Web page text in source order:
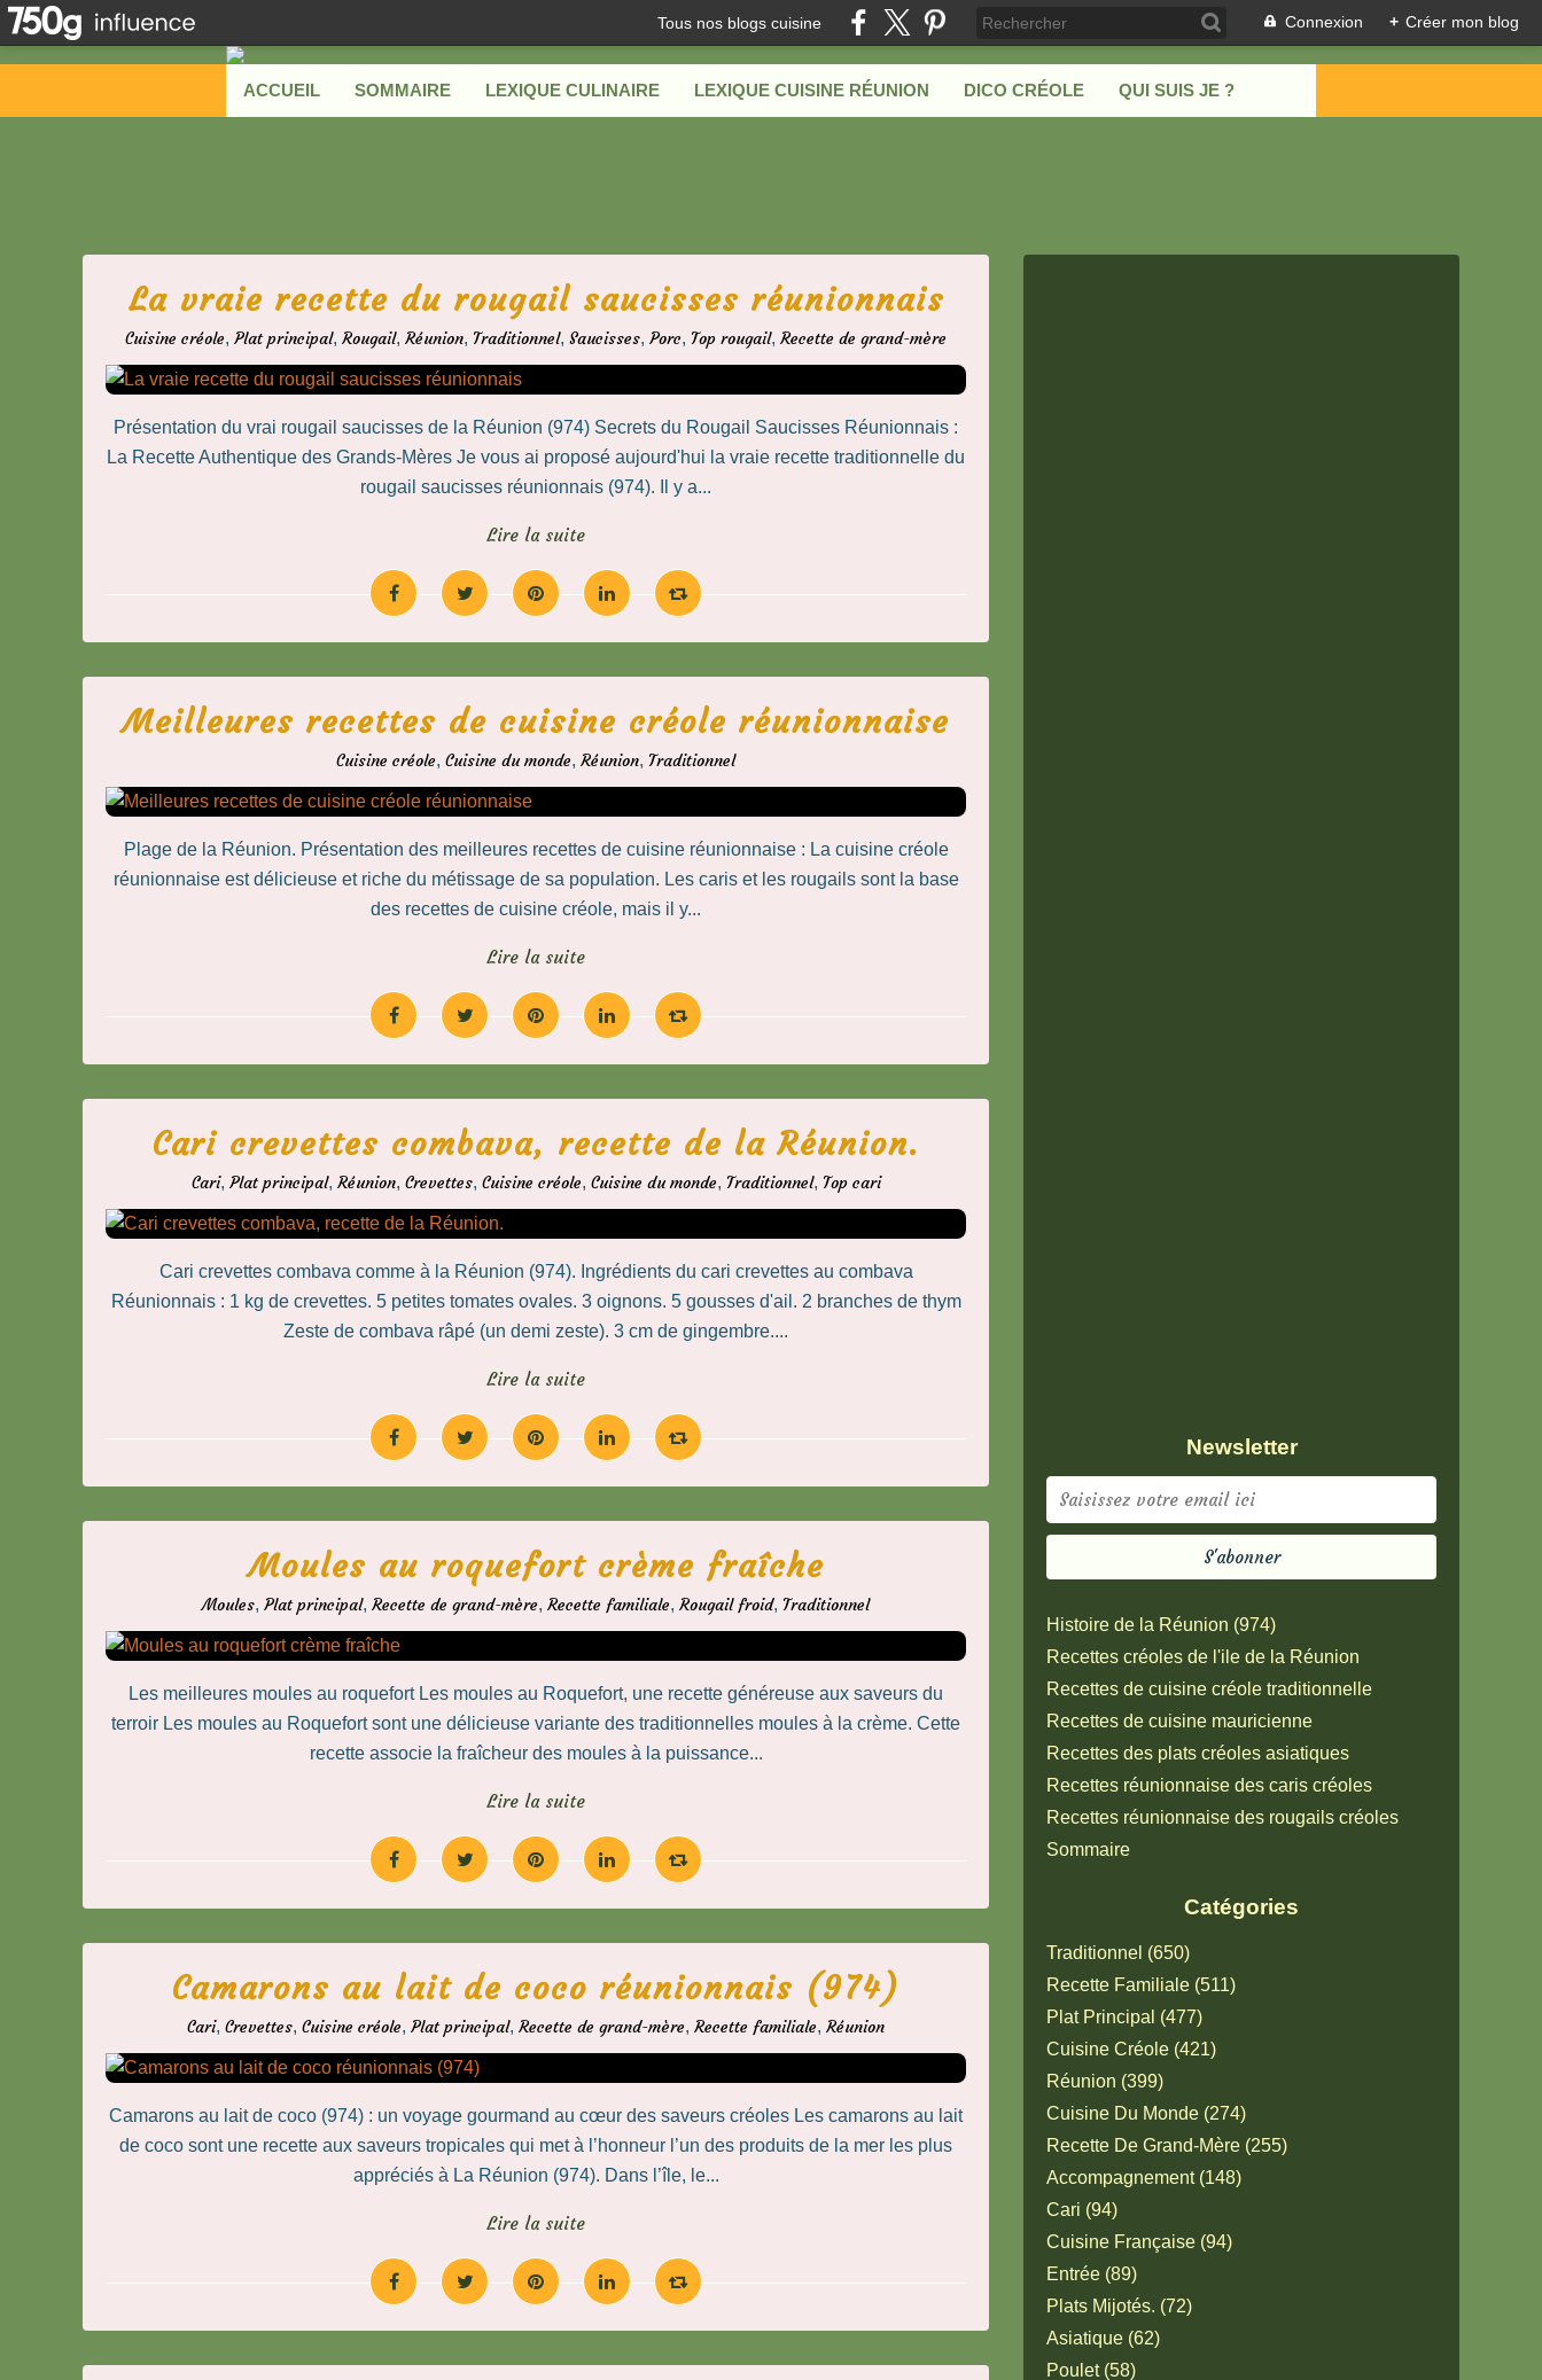
Tous nos blogs cuisine Connexion + Créer mon blog
ACCUEIL SOMMAIRE LEXIQUE CULINAIRE LEXIQUE CUISINE RÉUNION DICO CRÉOLE QUI SUIS JE ?
La vraie recette du rougail saucisses réunionnais
Cuisine créole, Plat principal, Rougail, Réunion, Traditionnel, Saucisses, Porc, Top rougail, Recette de grand-mère
Présentation du vrai rougail saucisses de la Réunion (974) Secrets du Rougail Saucisses Réunionnais :
La Recette Authentique des Grands-Mères Je vous ai proposé aujourd'hui la vraie recette traditionnelle du
rougail saucisses réunionnais (974). Il y a...
Lire la suite
Meilleures recettes de cuisine créole réunionnaise
Cuisine créole, Cuisine du monde, Réunion, Traditionnel
Plage de la Réunion. Présentation des meilleures recettes de cuisine réunionnaise : La cuisine créole
réunionnaise est délicieuse et riche du métissage de sa population. Les caris et les rougails sont la base
des recettes de cuisine créole, mais il y...
Lire la suite
Cari crevettes combava, recette de la Réunion.
Cari, Plat principal, Réunion, Crevettes, Cuisine créole, Cuisine du monde, Traditionnel, Top cari
Cari crevettes combava comme à la Réunion (974). Ingrédients du cari crevettes au combava
Réunionnais : 1 kg de crevettes. 5 petites tomates ovales. 3 oignons. 5 gousses d'ail. 2 branches de thym
Zeste de combava râpé (un demi zeste). 3 cm de gingembre....
Lire la suite
Moules au roquefort crème fraîche
Moules, Plat principal, Recette de grand-mère, Recette familiale, Rougail froid, Traditionnel
Les meilleures moules au roquefort Les moules au Roquefort, une recette généreuse aux saveurs du
terroir Les moules au Roquefort sont une délicieuse variante des traditionnelles moules à la crème. Cette
recette associe la fraîcheur des moules à la puissance...
Lire la suite
Camarons au lait de coco réunionnais (974)
Cari, Crevettes, Cuisine créole, Plat principal, Recette de grand-mère, Recette familiale, Réunion
Camarons au lait de coco (974) : un voyage gourmand au cœur des saveurs créoles Les camarons au lait
de coco sont une recette aux saveurs tropicales qui met à l’honneur l’un des produits de la mer les plus
appréciés à La Réunion (974). Dans l’île, le...
Lire la suite
Newsletter
Catégories
Traditionnel (650)
Recette Familiale (511)
Plat Principal (477)
Cuisine Créole (421)
Réunion (399)
Cuisine Du Monde (274)
Recette De Grand-Mère (255)
Accompagnement (148)
Cari (94)
Cuisine Française (94)
Entrée (89)
Plats Mijotés. (72)
Asiatique (62)
Poulet (58)
Histoire de la Réunion (974)
Recettes créoles de l'ile de la Réunion
Recettes de cuisine créole traditionnelle
Recettes de cuisine mauricienne
Recettes des plats créoles asiatiques
Recettes réunionnaise des caris créoles
Recettes réunionnaise des rougails créoles
Sommaire